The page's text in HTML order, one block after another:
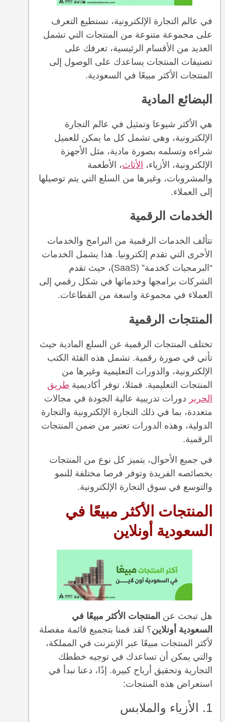
في عالم التجارة الإلكترونية، نستطيع التعرف
على مجموعة متنوعة من المنتجات التي تشمل
العديد من الأقسام الرئيسية، تعرفك على
تصنيفات المنتجات يساعدك على الوصول إلى
المنتجات الأكثر مبيعًا في السعودية.
البضائع المادية
هي الأكثر شيوعا وتمثيل في عالم التجارة
الإلكترونية، وهي تشمل كل ما يمكن للعميل
شراءه وتسلمه بصورة مادية، مثل الأجهزة
الإلكترونية، الأزياء، الأثاث، الأطعمة
والمشروبات، وغيرها من السلع التي يتم توصيلها
إلى العملاء.
الخدمات الرقمية
تتألف الخدمات الرقمية من البرامج والخدمات
الأخرى التي تقدم إلكترونيا. هذا يشمل الخدمات
“البرمجيات كخدمة” (SaaS)، حيث تقدم
الشركات برامجها وخدماتها في شكل رقمي إلى
العملاء في مجموعة واسعة من القطاعات.
المنتجات الرقمية
تختلف المنتجات الرقمية عن السلع المادية حيث
تأتي في صورة رقمية. تشمل هذه الفئة الكتب
الإلكترونية، والدورات التعليمية وغيرها من
المنتجات التعليمية. فمثلا، توفر أكاديمية طريق
الحرير دورات تدريبية عالية الجودة في مجالات
متعددة، بما في ذلك التجارة الإلكترونية والتجارة
الدولية، وهذه الدورات تعتبر من ضمن المنتجات
الرقمية.
في جميع الأحوال، يتميز كل نوع من المنتجات
بخصائصه الفريدة وتوفر فرصا مختلفة للنمو
والتوسع في سوق التجارة الإلكترونية.
المنتجات الأكثر مبيعًا في
السعودية أونلاين
هل تبحث عن المنتجات الأكثر مبيعًا في
السعودية أونلاين؟ لقد قمنا بتجميع قائمة مفصلة
لأكثر المنتجات مبيعًا عبر الإنترنت في المملكة،
والتي يمكن أن تساعدك في توجيه خططك
التجارية وتحقيق أرباح كبيرة. إذًا، دعنا نبدأ في
استعراض هذه المنتجات:
1. الأزياء والملابس